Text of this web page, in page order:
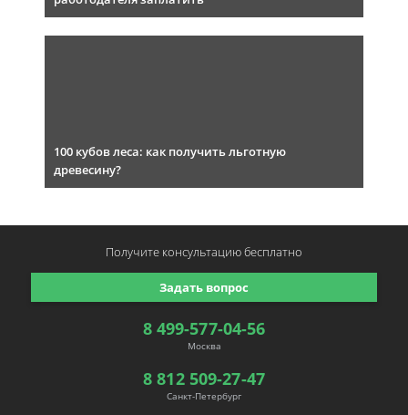
100 кубов леса: как получить льготную
древесину?
8 499-577-04-56
Москва
8 812 509-27-47
Санкт-Петербург
Задать вопрос
Получите консультациюбесплатно